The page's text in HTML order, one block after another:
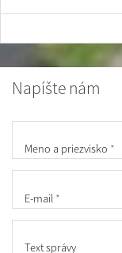
Napíšte nám
Meno a priezvisko *
E-mail *
Text správy